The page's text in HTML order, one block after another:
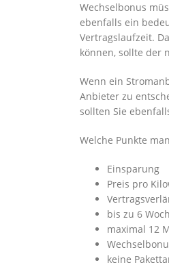
Wechselbonus
ebenfalls ein
Vertragslaufzeit.
können, sollte der
Wenn ein
Anbieter zu
sollten Sie
Welche Punkte
Einsparung
Preis pro
bis zu 6
maximal 12
keine